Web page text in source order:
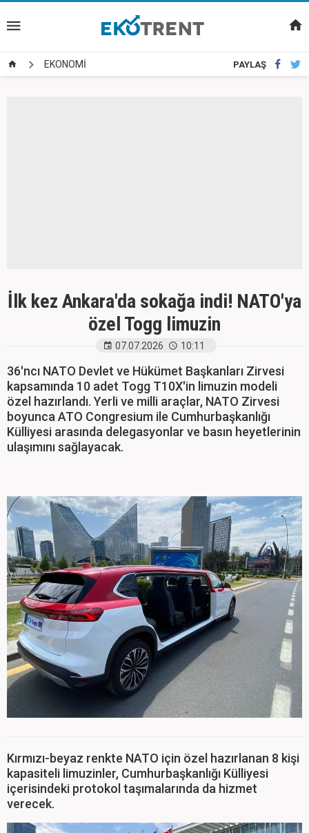
EKONOMİ PAYLAŞ
İlk kez Ankara'da sokağa indi! NATO'ya
özel Togg limuzin
07.07.2026 10:11
36'ncı NATO Devlet ve Hükümet Başkanları Zirvesi
kapsamında 10 adet Togg T10X'in limuzin modeli
özel hazırlandı. Yerli ve milli araçlar, NATO Zirvesi
boyunca ATO Congresium ile Cumhurbaşkanlığı
Külliyesi arasında delegasyonlar ve basın heyetlerinin
ulaşımını sağlayacak.
Kırmızı-beyaz renkte NATO için özel hazırlanan 8 kişi
kapasiteli limuzinler, Cumhurbaşkanlığı Külliyesi
içerisindeki protokol taşımalarında da hizmet
verecek.